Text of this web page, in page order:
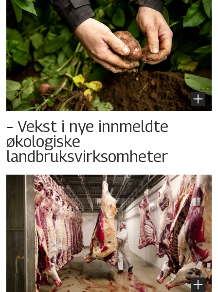
– Vekst i nye innmeldte
økologiske
landbruksvirksomheter